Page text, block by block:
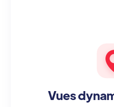
Vues